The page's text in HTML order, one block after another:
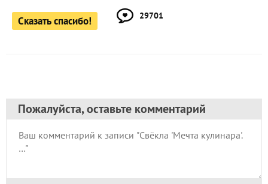
Сказать спасибо! 29701
Пожалуйста, оставьте комментарий